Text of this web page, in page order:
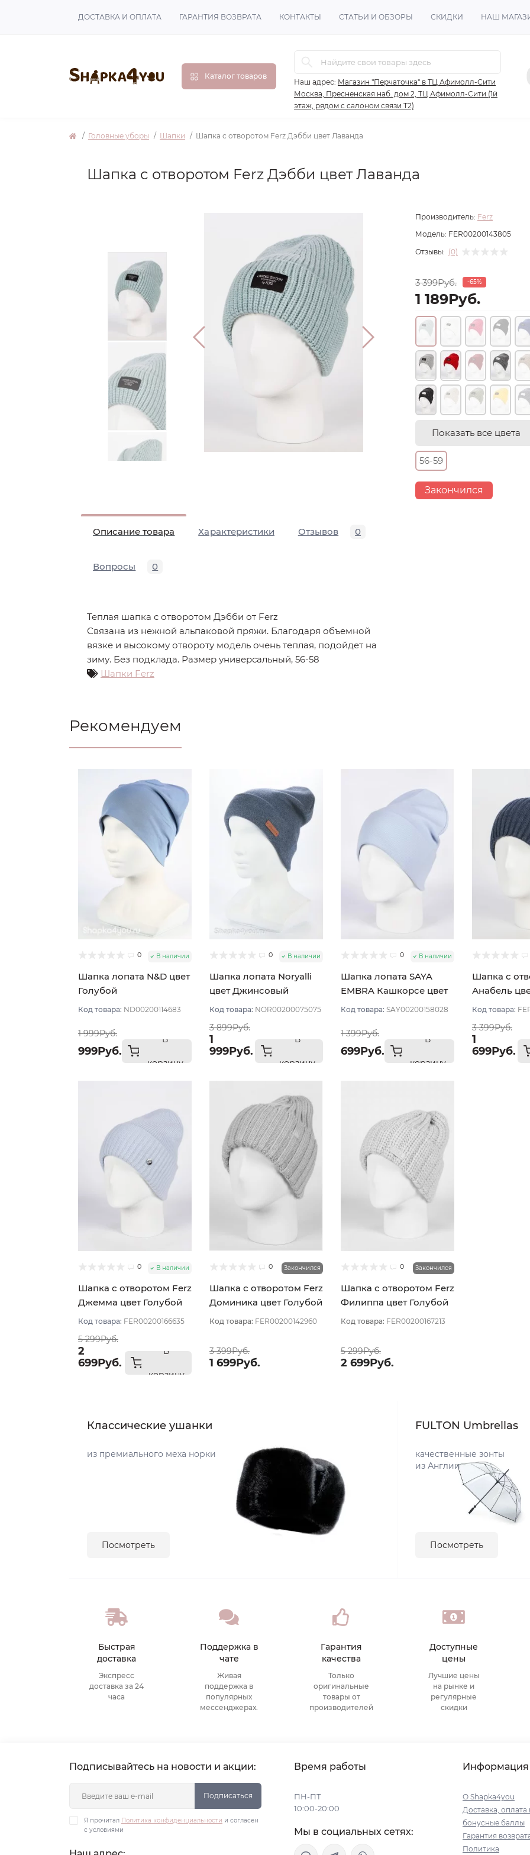
ДОСТАВКА И ОПЛАТА ГАРАНТИЯ ВОЗВРАТА КОНТАКТЫ СТАТЬИ И ОБЗОРЫ СКИДКИ НАШ
Каталог товаров
Наш адрес: Магазин "Перчаточка" в ТЦ Афимолл-Сити
Москва, Пресненская наб. дом 2, ТЦ Афимолл-Сити (1й
этаж, рядом с салоном связи Т2)
Головные уборы Шапки Шапка с отворотом Ferz Дэбби цвет Лаванда
Шапка с отворотом Ferz Дэбби цвет Лаванда
Описание товара Характеристики Отзывов 0
Вопросы 0
Теплая шапка с отворотом Дэбби от Ferz
Связана из нежной альпаковой пряжи. Благодаря объемной
вязке и высокому отвороту модель очень теплая, подойдет на
зиму. Без подклада. Размер универсальный, 56-58
Шапки Ferz
Производитель: Ferz
Модель: FER00200143805
Отзывы: (0)
3 399Руб. -65%
1 189Руб.
Показать все цвета
56-59
Закончился
Рекомендуем
0 В наличии
Шапка лопата N&D цвет
Голубой
Код товара: ND00200114683
1 999Руб.
999Руб.
В
корзину
0 В наличии
Шапка лопата Noryalli
цвет Джинсовый
Код товара: NOR00200075075
3 899Руб.
1
999Руб.
В
корзину
0 В наличии
Шапка лопата SAYA
EMBRA Кашкорсе цвет
Голубой светлый
Код товара: SAY00200158028
1 399Руб.
699Руб.
В
корзину
Шапка с
Анабель
Джинсовый
Код товара:
3 399Руб.
1
699Руб.
0 В наличии
Шапка с отворотом Ferz
Джемма цвет Голубой
Код товара: FER00200166635
5 299Руб.
2
699Руб.
В
корзину
0 Закончился
Шапка с отворотом Ferz
Доминика цвет Голубой
светлый
Код товара: FER00200142960
3 399Руб.
1 699Руб.
0 Закончился
Шапка с отворотом Ferz
Филиппа цвет Голубой
Код товара: FER00200167213
5 299Руб.
2 699Руб.
Классические ушанки
из премиального меха норки
Посмотреть
FULTON Umbrellas
качественные зонты
из Англии
Посмотреть
Быстрая
доставка
Экспресс
доставка за 24
часа
Поддержка в
чате
Живая
поддержка в
популярных
мессенджерах.
Гарантия
качества
Только
оригинальные
товары от
производителей
Доступные
цены
Лучшие цены
на рынке и
регулярные
скидки
Подписывайтесь на новости и акции:
Подписаться
Я прочитал Политика конфиденциальности и согласен
с условиями
Время работы
ПН-ПТ
10:00-20:00
Мы в социальных сетях:
Информация
О Shapka4you
Доставка, оплата
бонусные баллы
Гарантия
Политика